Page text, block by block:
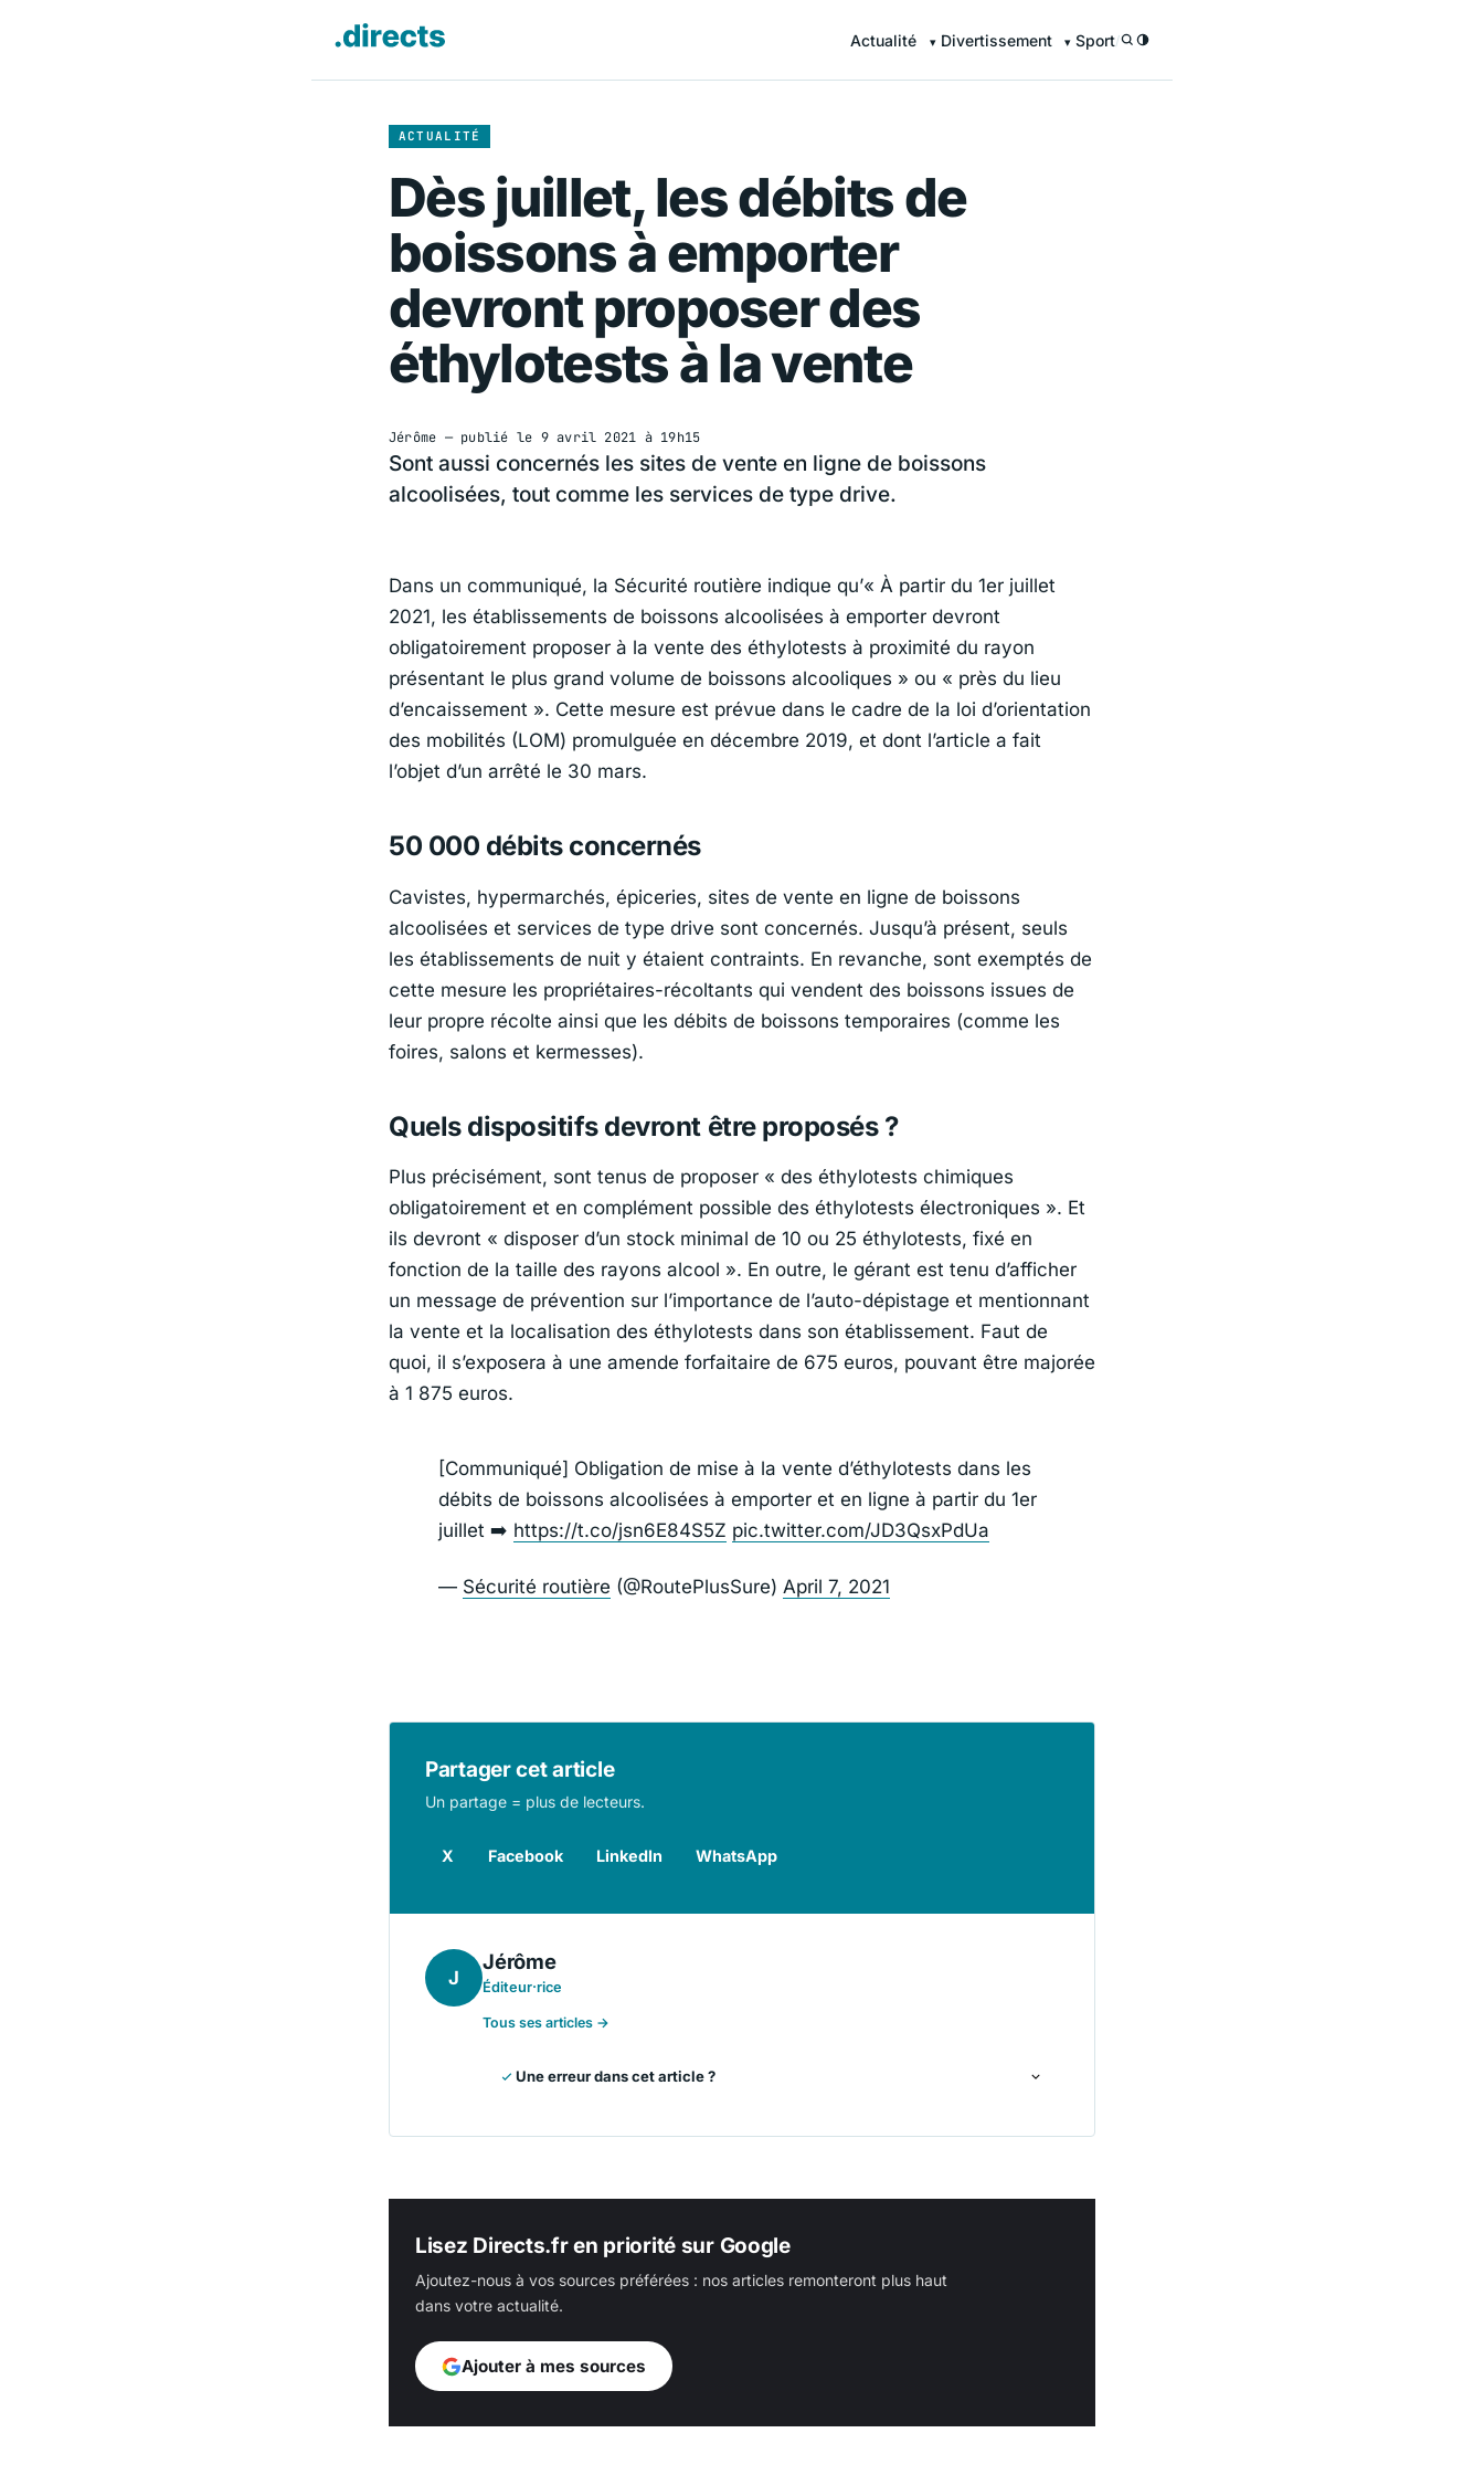
Actualité Divertissement Sport/
ACTUALITÉ
Dès juillet, les débits de
boissons à emporter
devront proposer des
éthylotests à la vente
Jérôme — publié le 9 avril 2021 à 19h15
Sont aussi concernés les sites de vente en ligne de boissons
alcoolisées, tout comme les services de type drive.
Dans un communiqué, la Sécurité routière indique qu’« À partir du 1er juillet
2021, les établissements de boissons alcoolisées à emporter devront
obligatoirement proposer à la vente des éthylotests à proximité du rayon
présentant le plus grand volume de boissons alcooliques » ou « près du lieu
d’encaissement ». Cette mesure est prévue dans le cadre de la loi d’orientation
des mobilités (LOM) promulguée en décembre 2019, et dont l’article a fait
l’objet d’un arrêté le 30 mars.
50 000 débits concernés
Cavistes, hypermarchés, épiceries, sites de vente en ligne de boissons
alcoolisées et services de type drive sont concernés. Jusqu’à présent, seuls
les établissements de nuit y étaient contraints. En revanche, sont exemptés de
cette mesure les propriétaires-récoltants qui vendent des boissons issues de
leur propre récolte ainsi que les débits de boissons temporaires (comme les
foires, salons et kermesses).
Quels dispositifs devront être proposés ?
Plus précisément, sont tenus de proposer « des éthylotests chimiques
obligatoirement et en complément possible des éthylotests électroniques ». Et
ils devront « disposer d’un stock minimal de 10 ou 25 éthylotests, fixé en
fonction de la taille des rayons alcool ». En outre, le gérant est tenu d’afficher
un message de prévention sur l’importance de l’auto-dépistage et mentionnant
la vente et la localisation des éthylotests dans son établissement. Faut de
quoi, il s’exposera à une amende forfaitaire de 675 euros, pouvant être majorée
à 1 875 euros.
[Communiqué] Obligation de mise à la vente d’éthylotests dans les
débits de boissons alcoolisées à emporter et en ligne à partir du 1er
juillet ➡️ https://t.co/jsn6E84S5Z pic.twitter.com/JD3QsxPdUa
— Sécurité routière (@RoutePlusSure) April 7, 2021
Partager cet article
Un partage = plus de lecteurs.
X Facebook LinkedIn WhatsApp
J
Jérôme
Éditeur·rice
Tous ses articles →
Une erreur dans cet article ?
Lisez Directs.fr en priorité sur Google
Ajoutez-nous à vos sources préférées : nos articles remonteront plus haut
dans votre actualité.
Ajouter à mes sources